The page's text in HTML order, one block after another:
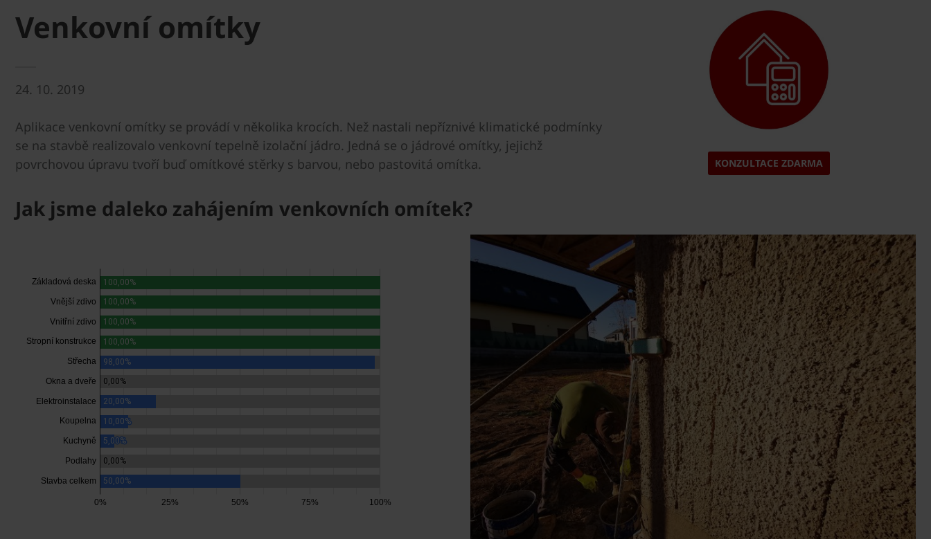
Venkovní omítky
24. 10. 2019
Aplikace venkovní omítky se provádí v několika krocích. Než nastali nepříznivé klimatické podmínky
se na stavbě realizovalo venkovní tepelně izolační jádro. Jedná se o jádrové omítky, jejichž
povrchovou úpravu tvoří buď omítkové stěrky s barvou, nebo pastovitá omítka.
KONZULTACE ZDARMA
Jak jsme daleko zahájením venkovních omítek?